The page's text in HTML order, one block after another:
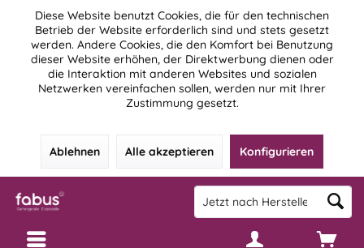
Diese Website benutzt Cookies, die für den technischen
Betrieb der Website erforderlich sind und stets gesetzt
werden. Andere Cookies, die den Komfort bei Benutzung
dieser Website erhöhen, der Direktwerbung dienen oder
die Interaktion mit anderen Websites und sozialen
Netzwerken vereinfachen sollen, werden nur mit Ihrer
Zustimmung gesetzt.
Ablehnen Alle akzeptieren Konfigurieren